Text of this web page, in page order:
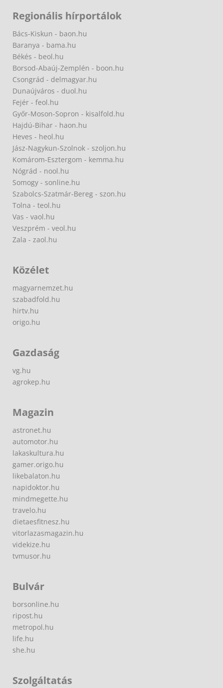
Regionális hírportálok
Bács-Kiskun - baon.hu
Baranya - bama.hu
Békés - beol.hu
Borsod-Abaúj-Zemplén - boon.hu
Csongrád - delmagyar.hu
Dunaújváros - duol.hu
Fejér - feol.hu
Győr-Moson-Sopron - kisalfold.hu
Hajdú-Bihar - haon.hu
Heves - heol.hu
Jász-Nagykun-Szolnok - szoljon.hu
Komárom-Esztergom - kemma.hu
Nógrád - nool.hu
Somogy - sonline.hu
Szabolcs-Szatmár-Bereg - szon.hu
Tolna - teol.hu
Vas - vaol.hu
Veszprém - veol.hu
Zala - zaol.hu
Közélet
magyarnemzet.hu
szabadfold.hu
hirtv.hu
origo.hu
Gazdaság
vg.hu
agrokep.hu
Magazin
astronet.hu
automotor.hu
lakaskultura.hu
gamer.origo.hu
likebalaton.hu
napidoktor.hu
mindmegette.hu
travelo.hu
dietaesfitnesz.hu
vitorlazasmagazin.hu
videkize.hu
tvmusor.hu
Bulvár
borsonline.hu
ripost.hu
metropol.hu
life.hu
she.hu
Szolgáltatás